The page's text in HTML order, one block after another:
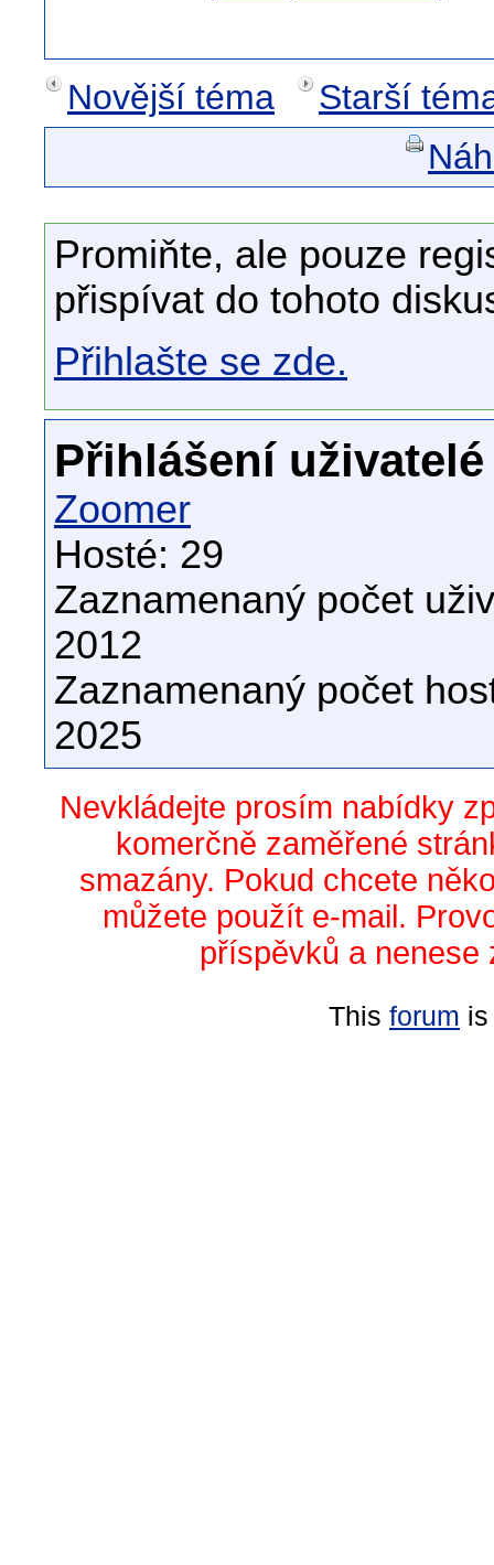
Novější téma
Starší
Promiňte, ale pouze
přispívat do tohoto
Přihlašte se zde.
Přihlášení uživatelé
Zoomer
Hosté: 29
Zaznamenaný počet
2012
Zaznamenaný počet
2025
Nevkládejte prosím nabídky
komerčně zaměřené
smazány. Pokud chcete
můžete použít e-mail.
příspěvků a nenese
This forum